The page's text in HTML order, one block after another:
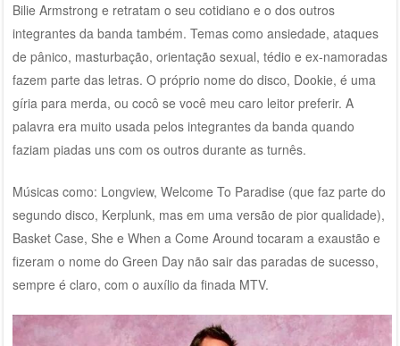
Bilie Armstrong e retratam o seu cotidiano e o dos outros
integrantes da banda também. Temas como ansiedade, ataques
de pânico, masturbação, orientação sexual, tédio e ex-namoradas
fazem parte das letras. O próprio nome do disco, Dookie, é uma
gíria para merda, ou cocô se você meu caro leitor preferir. A
palavra era muito usada pelos integrantes da banda quando
faziam piadas uns com os outros durante as turnês.
Músicas como: Longview, Welcome To Paradise (que faz parte do
segundo disco, Kerplunk, mas em uma versão de pior qualidade),
Basket Case, She e When a Come Around tocaram a exaustão e
fizeram o nome do Green Day não sair das paradas de sucesso,
sempre é claro, com o auxílio da finada MTV.